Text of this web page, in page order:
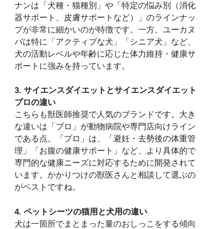
ナンは「犬種・猫種別」や「特定の悩み別（消化
器サポート、皮膚サポートなど）」のラインナッ
プが非常に細かいのが特徴です。一方、ユーカヌ
バは特に「アクティブな犬」「シニア犬」など、
犬の活動レベルや年齢に応じた体力維持・健康サ
ポートに強みを持っています。
3. サイエンスダイエットとサイエンスダイエット
プロの違い
こちらも獣医師推奨で人気のブランドです。大き
な違いは「プロ」が動物病院や専門店向けライン
である点。「プロ」は、「避妊・去勢後の体重管
理」「お腹の健康サポート」など、より具体的で
専門的な健康ニーズに対応するために開発されて
います。かかりつけの獣医さんと相談して選ぶの
がベストですね。
4. ペットシーツの猫用と犬用の違い
犬は一箇所でまとまった量のおしっこをする傾向